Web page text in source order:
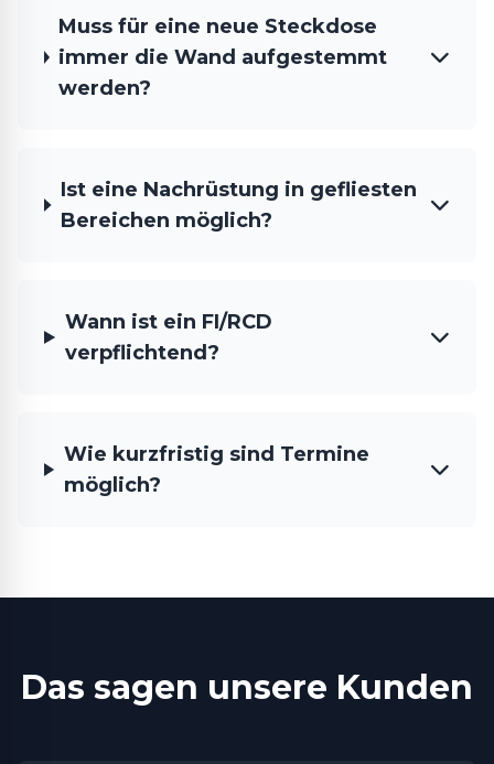
Muss für eine neue Steckdose
immer die Wand aufgestemmt
werden?
Ist eine Nachrüstung in gefliesten
Bereichen möglich?
Wann ist ein FI/RCD
verpflichtend?
Wie kurzfristig sind Termine
möglich?
Das sagen unsere Kunden